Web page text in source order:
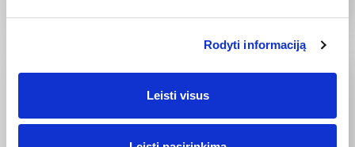
Rodyti informaciją
Leisti visus